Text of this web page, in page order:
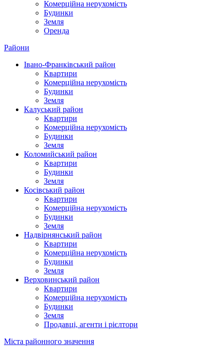
Комерційна нерухомість
Будинки
Земля
Оренда
Райони
Івано-Франківський район
Квартири
Комерційна нерухомість
Будинки
Земля
Калуський район
Квартири
Комерційна нерухомість
Будинки
Земля
Коломийський район
Квартири
Будинки
Земля
Косівський район
Квартири
Комерційна нерухомість
Будинки
Земля
Надвірнянський район
Квартири
Комерційна нерухомість
Будинки
Земля
Верховинський район
Квартири
Комерційна нерухомість
Будинки
Земля
Продавці, агенти і рієлтори
Міста районного значення